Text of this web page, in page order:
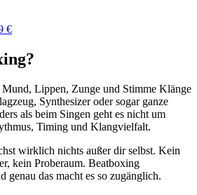
€
Lippen, Zunge und Stimme Klänge
Synthesizer oder sogar ganze
als beim Singen geht es nicht um
Timing und Klangvielfalt.
wirklich nichts außer dir selbst. Kein
kein Proberaum. Beatboxing
das macht es so zugänglich.